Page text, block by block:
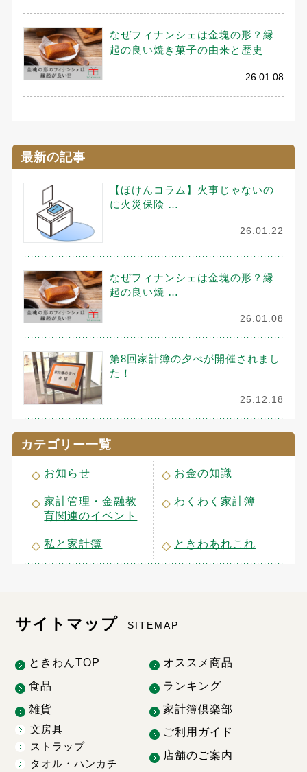
なぜフィナンシェは金塊の形？縁
起の良い焼き菓子の由来と歴史
26.01.08
最新の記事
【ほけんコラム】火事じゃないの
に火災保険 …
26.01.22
なぜフィナンシェは金塊の形？縁
起の良い焼 …
26.01.08
第8回家計簿の夕べが開催されまし
た！
25.12.18
カテゴリー一覧
お知らせ お金の知識
家計管理・金融教
育関連のイベント
わくわく家計簿
私と家計簿 ときわあれこれ
サイトマップ SITEMAP
ときわんTOP
食品
雑貨
文房具
ストラップ
タオル・ハンカチ
オススメ商品
ランキング
家計簿倶楽部
ご利用ガイド
店舗のご案内